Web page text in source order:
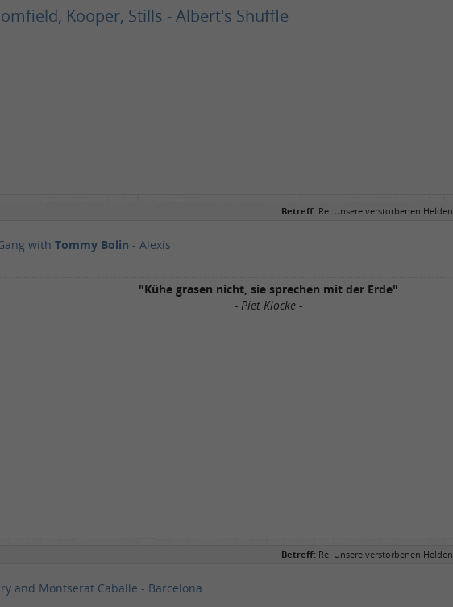
Kooper, Stills - Albert's Shuffle
Betreff: Re: Unsere verstorbenen Helden
with Tommy Bolin - Alexis
"Kühe grasen nicht, sie sprechen mit der Erde"
- Piet Klocke -
Betreff: Re: Unsere verstorbenen Helden
and Montserat Caballe - Barcelona